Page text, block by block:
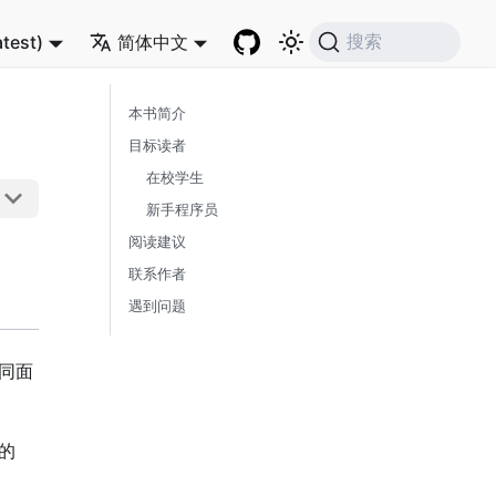
简体中文 搜索
面
本书简介
目标读者
在校学生
新手程序员
阅读建议
联系作者
遇到问题